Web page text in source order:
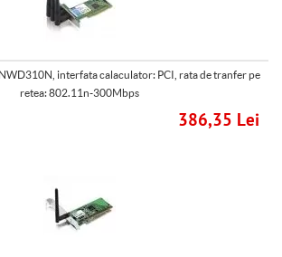
interfata calaculator: PCI, rata de tranfer pe
retea: 802.11n-300Mbps
386,35 Lei